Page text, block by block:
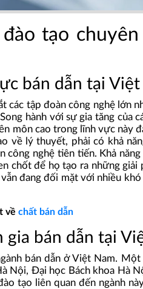
tạo chuyên
bán dẫn tại Việt
các tập đoàn công nghệ lớn
hành với sự gia tăng của
môn cao trong lĩnh vực này
về lý thuyết, phải có khả
nghệ tiên tiến. Khả
chốt để họ tạo ra những
đang đối mặt với nhiều khó
về chất bán dẫn
gia bán dẫn tại
bán dẫn ở Việt Nam.
Nội, Đại học Bách khoa Hà
tạo liên quan đến ngành